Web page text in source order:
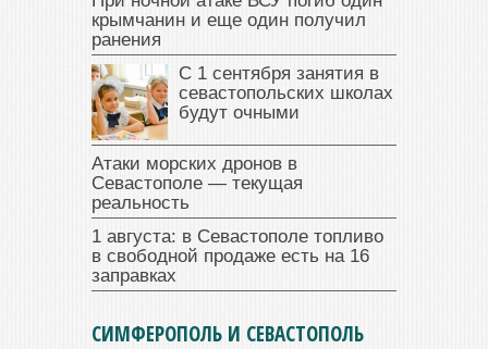
крымчанин и еще один получил
ранения
С 1 сентября занятия в
севастопольских школах
будут очными
Атаки морских дронов в
Севастополе — текущая
реальность
1 августа: в Севастополе топливо
в свободной продаже есть на 16
заправках
СИМФЕРОПОЛЬ И СЕВАСТОПОЛЬ